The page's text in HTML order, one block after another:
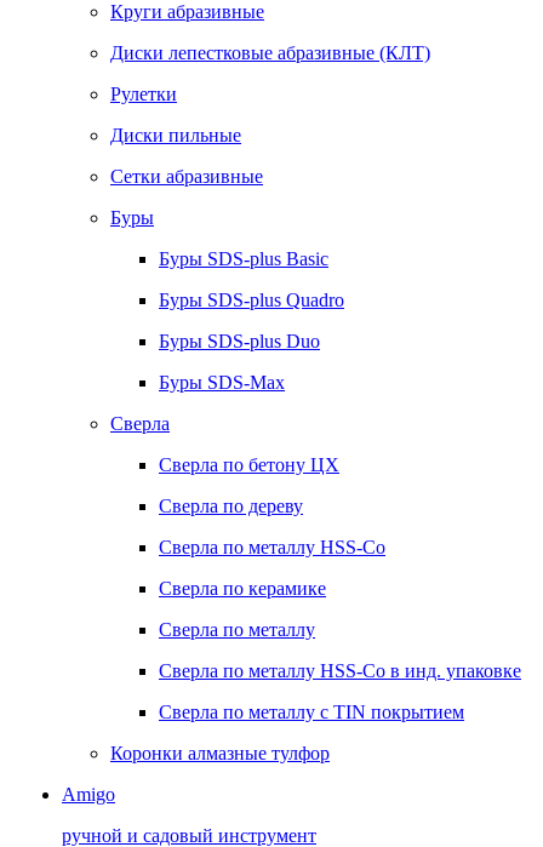
Круги абразивные
Диски лепестковые абразивные (КЛТ)
Рулетки
Диски пильные
Сетки абразивные
Буры
Буры SDS-plus Basic
Буры SDS-plus Quadro
Буры SDS-plus Duo
Буры SDS-Max
Сверла
Сверла по бетону ЦХ
Сверла по дереву
Сверла по металлу HSS-Co
Сверла по керамике
Сверла по металлу
Сверла по металлу HSS-Co в инд. упаковке
Сверла по металлу с TIN покрытием
Коронки алмазные тулфор
Amigo
ручной и садовый инструмент